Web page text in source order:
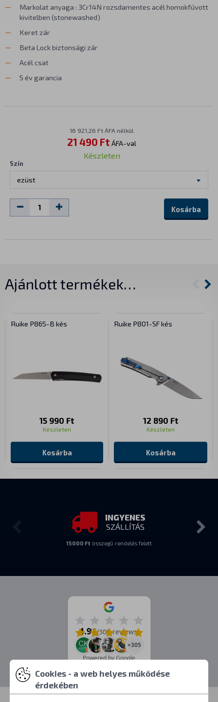
Markolat anyaga : 3Cr14N rozsdamentes acél homokfúvott
kivitelben (stonewashed)
Keret zár
Beta Lock biztonsági zár
Acél csat
5 év garancia
16 921,26 Ft ÁFA nélkül
21 490 Ft ÁFA-val
Készleten
Szín
ezüst
Kosárba
Ajánlott termékek…
Ruike P865-B kés
15 990 Ft
Készleten
Kosárba
Ruike P801-SF kés
12 890 Ft
Készleten
Kosárba
INGYENES
SZÁLLÍTÁS
15000 Ft összegű rendelés felett
4.9/5(309 reviews)
+305
Powered by Google
Cookies - a web helyes működése
érdekében